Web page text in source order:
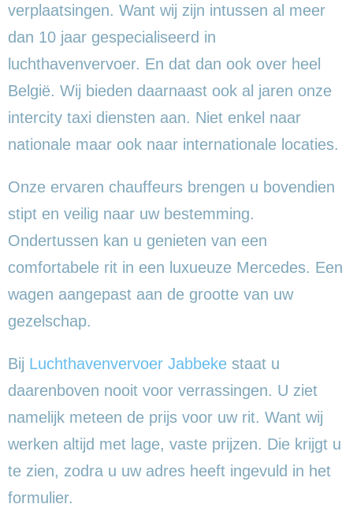
verplaatsingen. Want wij zijn intussen al meer
dan 10 jaar gespecialiseerd in
luchthavenvervoer. En dat dan ook over heel
België. Wij bieden daarnaast ook al jaren onze
intercity taxi diensten aan. Niet enkel naar
nationale maar ook naar internationale locaties.
Onze ervaren chauffeurs brengen u bovendien
stipt en veilig naar uw bestemming.
Ondertussen kan u genieten van een
comfortabele rit in een luxueuze Mercedes. Een
wagen aangepast aan de grootte van uw
gezelschap.
Bij Luchthavenvervoer Jabbeke staat u
daarenboven nooit voor verrassingen. U ziet
namelijk meteen de prijs voor uw rit. Want wij
werken altijd met lage, vaste prijzen. Die krijgt u
te zien, zodra u uw adres heeft ingevuld in het
formulier.